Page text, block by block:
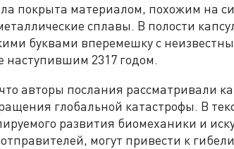
покрыта материалом, похожим на
сплавы. В полости
буквами вперемешку с
наступившим 2317 годом.
авторы послания рассматривали
глобальной катастрофы. В
развития биомеханики и
могут привести к